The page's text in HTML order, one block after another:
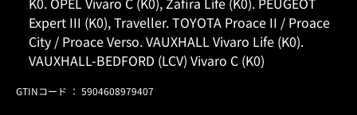
Expert III (K0), Traveller. TOYOTA Proace II / Proace
City / Proace Verso. VAUXHALL Vivaro Life (K0).
VAUXHALL-BEDFORD (LCV) Vivaro C (K0)
GTINコード ： 5904608979407